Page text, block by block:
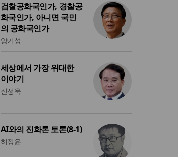
검찰공화국인가, 경찰공
화국인가, 아니면 국민
의 공화국인가
양기성
세상에서 가장 위대한
이야기
신성욱
AI와의 진화론 토론(8-1)
허정윤